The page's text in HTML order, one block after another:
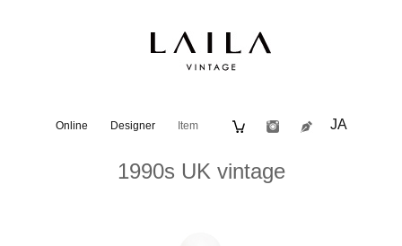
Online Designer Item JA
1990s UK vintage